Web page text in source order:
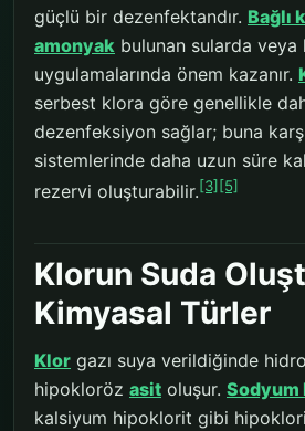
güçlü bir dezenfektandır. Bağlı
amonyak bulunan sularda
uygulamalarında önem kazanır.
serbest klora göre genellikle
dezenfeksiyon sağlar; buna
sistemlerinde daha uzun süre
rezervi oluşturabilir.[3] [5]
Klorun Suda
Kimyasal Türler
Klor gazı suya verildiğinde
hipokloröz asit oluşur.
kalsiyum hipoklorit gibi